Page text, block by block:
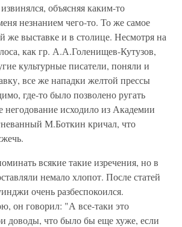
объясняя каким-то
незнанием чего-то. То же самое
же выставке и в столице. Несмотря на
как гр. А.А.Голенищев-Кутузов,
культурные писатели, поняли и
все же нападки желтой прессы
где-то было позволено ругать
негодование исходило из Академии
М.Боткин кричал, что
всякие такие изречения, но в
немало хлопот. После статей
очень разбеспокоился.
он говорил: "А все-таки это
доводы, что было бы еще хуже, если